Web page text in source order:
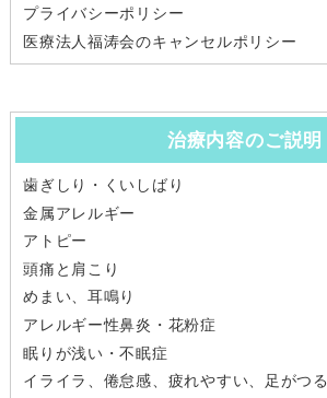
プライバシーポリシー
医療法人福涛会のキャンセルポリシー
治療内容のご説明
歯ぎしり・くいしばり
金属アレルギー
アトピー
頭痛と肩こり
めまい、耳鳴り
アレルギー性鼻炎・花粉症
眠りが浅い・不眠症
イライラ、倦怠感、疲れやすい、足がつる